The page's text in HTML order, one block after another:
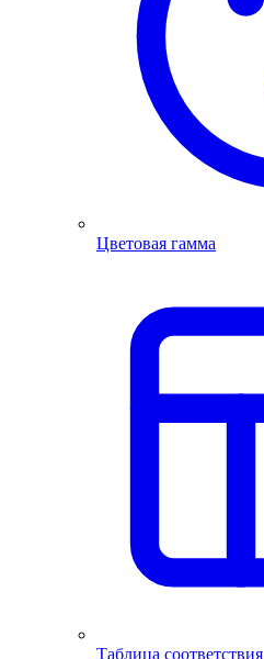
Цветовая гамма
Таблица соответствия